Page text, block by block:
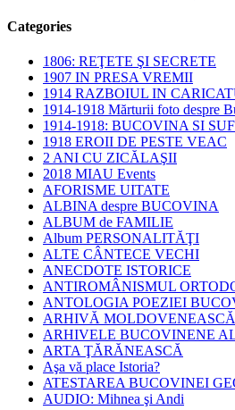
Categories
1806: REŢETE ŞI SECRETE
1907 IN PRESA VREMII
1914 RAZBOIUL IN
1914-1918 Mărturii foto despre
1914-1918: BUCOVINA SI
1918 EROII DE PESTE VEAC
2 ANI CU ZICĂLAŞII
2018 MIAU Events
AFORISME UITATE
ALBINA despre BUCOVINA
ALBUM de FAMILIE
Album PERSONALITĂŢI
ALTE CÂNTECE VECHI
ANECDOTE ISTORICE
ANTIROMÂNISMUL
ANTOLOGIA POEZIEI
ARHIVĂ MOLDOVENEASCĂ
ARHIVELE BUCOVINENE
ARTA ŢĂRĂNEASCĂ
Aşa vă place Istoria?
ATESTAREA BUCOVINEI
AUDIO: Mihnea şi Andi